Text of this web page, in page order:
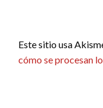
Este sitio usa
cómo se procesan